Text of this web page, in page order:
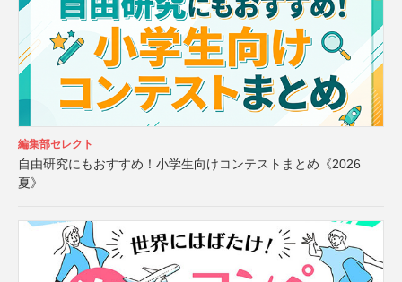
編集部セレクト
自由研究にもおすすめ！小学生向けコンテストまとめ《2026
夏》